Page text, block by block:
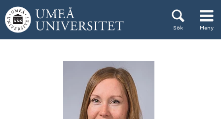
Hoppa direkt till innehållet
Sök Meny